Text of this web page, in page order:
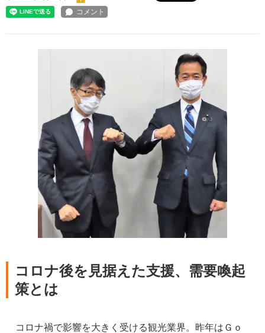
コロナ後を見据えた支援、需要喚起
策とは
コロナ禍で影響を大きく受ける観光業界。昨年はＧｏ